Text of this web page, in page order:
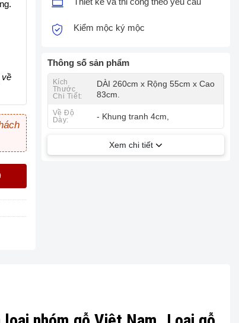
về
Kiểm mộc ký mộc
Thông số sản phẩm
Kích
Thước
Chi Tiết:
DÀI 260cm x Rộng 55cm x Cao
83cm.
Về Độ
Dày:
- Khung tranh 4cm,
Xem chi tiết